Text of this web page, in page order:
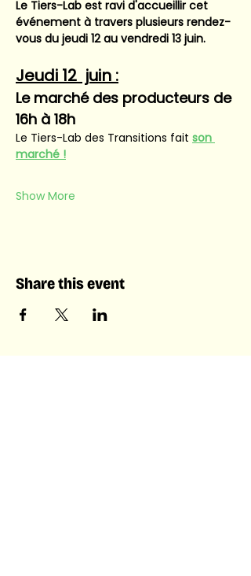
Le Tiers-Lab est ravi d'accueillir cet
événement à travers plusieurs rendez-
vous du jeudi 12 au vendredi 13 juin.
Jeudi 12  juin :
Le marché des producteurs de
16h à 18h
Le Tiers-Lab des Transitions fait son
marché !
Show More
Share this event